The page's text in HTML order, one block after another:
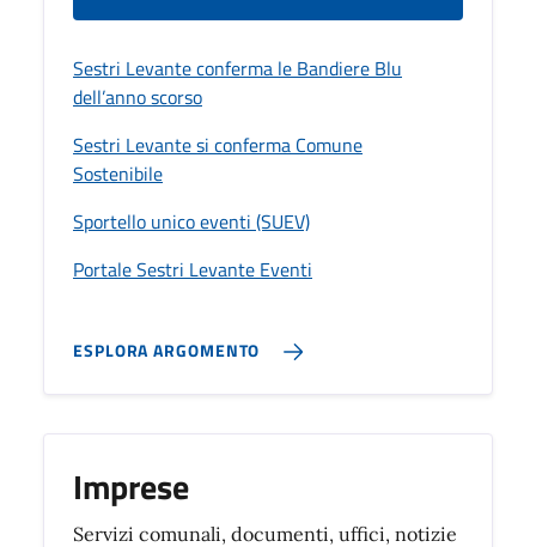
Sestri Levante conferma le Bandiere Blu
dell’anno scorso
Sestri Levante si conferma Comune
Sostenibile
Sportello unico eventi (SUEV)
Portale Sestri Levante Eventi
ESPLORA ARGOMENTO
Imprese
Servizi comunali, documenti, uffici, notizie